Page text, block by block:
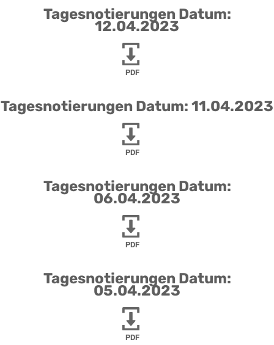
Tagesnotierungen Datum:
12.04.2023
PDF
Tagesnotierungen Datum: 11.04.2023
PDF
Tagesnotierungen Datum:
06.04.2023
PDF
Tagesnotierungen Datum:
05.04.2023
PDF